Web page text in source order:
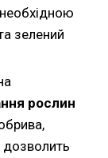
зелений
рослин
дозволить